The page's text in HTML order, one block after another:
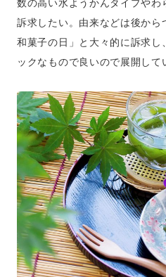
数の高い水ようかんタイプやわ
訴求したい。由来などは後か
和菓子の日」と大々的に訴求し
ックなもので良いので展開して